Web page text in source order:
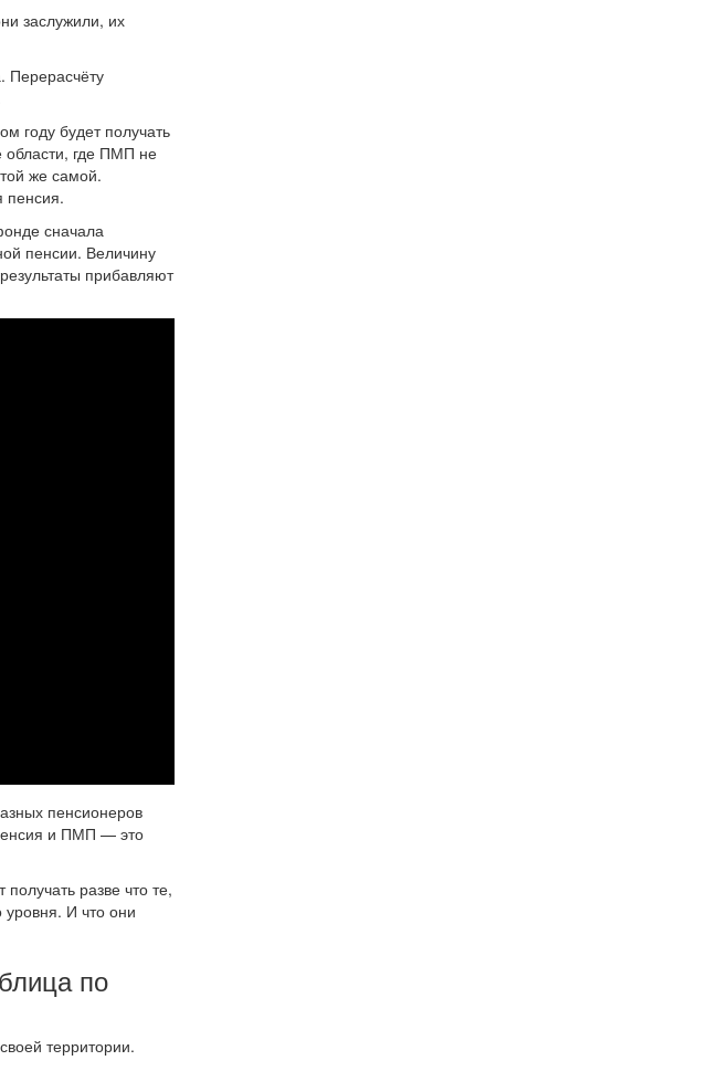
заслужили, их
Перерасчёту
году будет получать
области, где ПМП не
же самой.
пенсия.
сначала
пенсии. Величину
прибавляют
пенсионеров
и ПМП — это
разве что те,
И что они
по
территории.